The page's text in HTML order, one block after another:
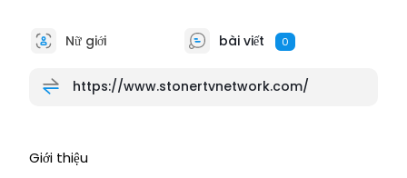
Nữ giới bài viết 0
https://www.stonertvnetwork.com/
Giới thiệu